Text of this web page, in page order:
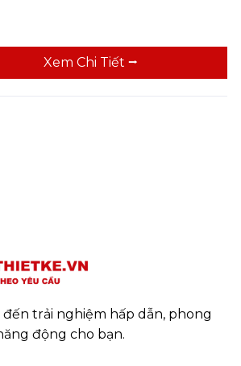
Xem Chi Tiết ⭢
trải nghiệm hấp dẫn, phong
động cho bạn.